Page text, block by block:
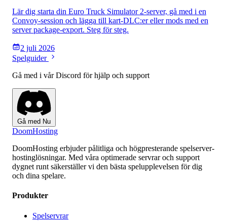
Lär dig starta din Euro Truck Simulator 2-server, gå med i en
Convoy-session och lägga till kart-DLC:er eller mods med en
server package-export. Steg för steg.
2 juli 2026
Spelguider
Gå med i vår Discord för hjälp och support
Gå med Nu
DoomHosting
DoomHosting erbjuder pålitliga och högpresterande spelserver-
hostinglösningar. Med våra optimerade servrar och support
dygnet runt säkerställer vi den bästa spelupplevelsen för dig
och dina spelare.
Produkter
Spelservrar